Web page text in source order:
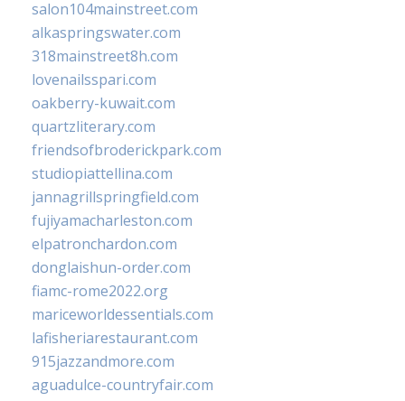
salon104mainstreet.com
alkaspringswater.com
318mainstreet8h.com
lovenailsspari.com
oakberry-kuwait.com
quartzliterary.com
friendsofbroderickpark.com
studiopiattellina.com
jannagrillspringfield.com
fujiyamacharleston.com
elpatronchardon.com
donglaishun-order.com
fiamc-rome2022.org
mariceworldessentials.com
lafisheriarestaurant.com
915jazzandmore.com
aguadulce-countryfair.com